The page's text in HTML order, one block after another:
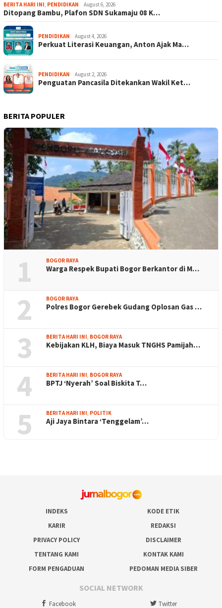
BERITA HARI INI, PENDIDIKAN August 6, 2026
Ditopang Bambu, Plafon SDN Sukamaju 08 K…
PENDIDIKAN August 4, 2026
Perkuat Literasi Keuangan, Anton Ajak Ma…
PENDIDIKAN August 2, 2026
Penguatan Pancasila Ditekankan Wakil Ket…
BERITA POPULER
1 BOGOR RAYA
Warga Respek Bupati Bogor Berkantor di M…
2 BOGOR RAYA
Polres Bogor Gerebek Gudang Oplosan Gas …
3 BERITA HARI INI, BOGOR RAYA
Kebijakan KLH, Biaya Masuk TNGHS Pamijah…
4 BERITA HARI INI, BOGOR RAYA
BPTJ ‘Nyerah’ Soal Biskita T…
5 BERITA HARI INI, POLITIK
Aji Jaya Bintara ‘Tenggelam’…
INDEKS
KODE ETIK
KARIR
REDAKSI
PRIVACY POLICY
DISCLAIMER
TENTANG KAMI
KONTAK KAMI
FORM PENGADUAN
PEDOMAN MEDIA SIBER
SOCIAL NETWORK
Facebook Twitter